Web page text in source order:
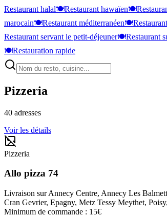
Restaurant halal🍽️Restaurant hawaïen🍽️
marocain🍽️Restaurant méditerranéen🍽️
Restaurant servant le petit-déjeuner🍽️Restaurant
🍽️Restauration rapide
Pizzeria
40 adresses
Voir les détails
Pizzeria
Allo pizza 74
Livraison sur Annecy Centre, Annecy Les
Cran Gevrier, Epagny, Metz Tessy Meythet,
Minimum de commande : 15€